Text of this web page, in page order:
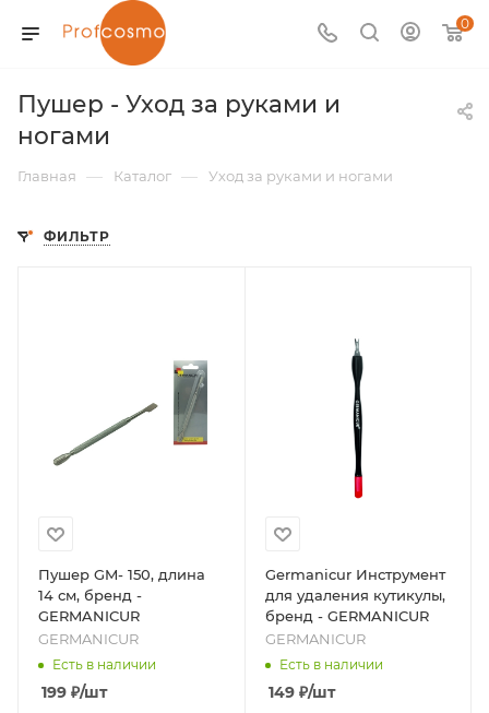
0
Пушер - Уход за руками и
ногами
Главная — Каталог — Уход за руками и ногами
ФИЛЬТР
Пушер GM- 150, длина
14 см, бренд -
GERMANICUR
GERMANICUR
Есть в наличии
199 ₽/шт
Germanicur Инструмент
для удаления кутикулы,
бренд - GERMANICUR
GERMANICUR
Есть в наличии
149₽/шт